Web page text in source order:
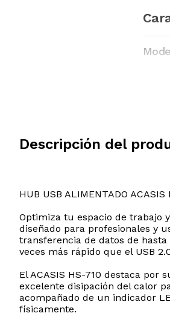
Descripción del
HUB USB ALIMENTADO ACASIS
Optimiza tu espacio de trabajo
diseñado para profesionales y
transferencia de datos de
veces más rápido que el USB
El ACASIS HS-710 destaca
excelente disipación del calor
acompañado de un indicador
físicamente.